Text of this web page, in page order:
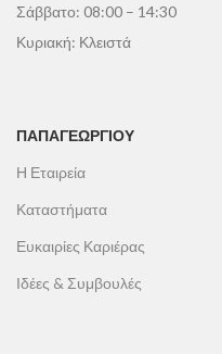
Σάββατο: 08:00 – 14:30
Κυριακή: Κλειστά
ΠΑΠΑΓΕΩΡΓΊΟΥ
Η Εταιρεία
Καταστήματα
Ευκαιρίες Καριέρας
Ιδέες & Συμβουλές